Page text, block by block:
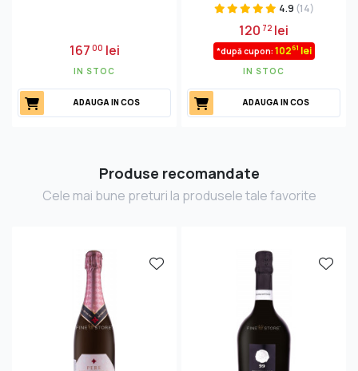
16700 lei
IN STOC
ADAUGA IN COS
4.9 (14)
120 72 lei
*după cupon: 10261 lei
IN STOC
ADAUGA IN COS
Produse recomandate
Cele mai bune preturi la produsele tale favorite